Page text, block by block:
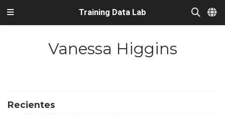
Training Data Lab
Vanessa Higgins
Recientes